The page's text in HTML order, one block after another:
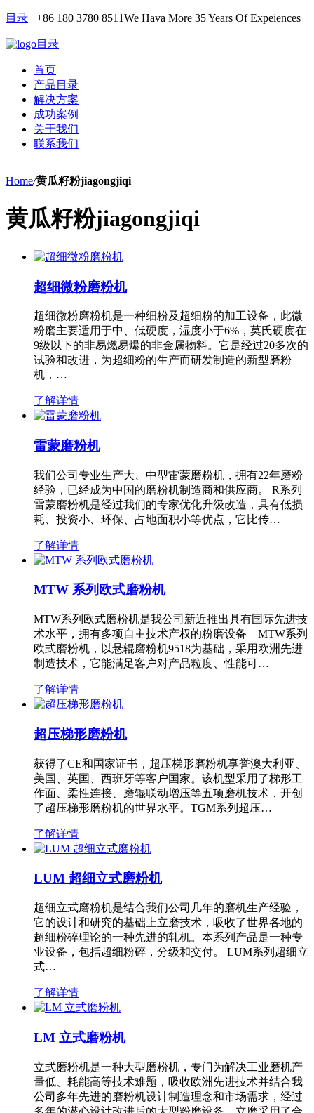
目录 +86 180 3780 8511We Hava More 35 Years Of Expeiences
目录
首页
产品目录
解决方案
成功案例
关于我们
联系我们
Home/黄瓜籽粉jiagongjiqi
黄瓜籽粉jiagongjiqi
超细微粉磨粉机
超细微粉磨粉机是一种细粉及超细粉的加工设备，此微
粉磨主要适用于中、低硬度，湿度小于6%，莫氏硬度在
9级以下的非易燃易爆的非金属物料。它是经过20多次的
试验和改进，为超细粉的生产而研发制造的新型磨粉
机，…
了解详情
雷蒙磨粉机
我们公司专业生产大、中型雷蒙磨粉机，拥有22年磨粉
经验，已经成为中国的磨粉机制造商和供应商。 R系列
雷蒙磨粉机是经过我们的专家优化升级改造，具有低损
耗、投资小、环保、占地面积小等优点，它比传…
了解详情
MTW 系列欧式磨粉机
MTW系列欧式磨粉机是我公司新近推出具有国际先进技
术水平，拥有多项自主技术产权的粉磨设备—MTW系列
欧式磨粉机，以悬辊磨粉机9518为基础，采用欧洲先进
制造技术，它能满足客户对产品粒度、性能可…
了解详情
超压梯形磨粉机
获得了CE和国家证书，超压梯形磨粉机享誉澳大利亚、
美国、英国、西班牙等客户国家。该机型采用了梯形工
作面、柔性连接、磨辊联动增压等五项磨机技术，开创
了超压梯形磨粉机的世界水平。TGM系列超压…
了解详情
LUM 超细立式磨粉机
超细立式磨粉机是结合我们公司几年的磨机生产经验，
它的设计和研究的基础上立磨技术，吸收了世界各地的
超细粉碎理论的一种先进的轧机。本系列产品是一种专
业设备，包括超细粉碎，分级和交付。 LUM系列超细立
式…
了解详情
LM 立式磨粉机
立式磨粉机是一种大型磨粉机，专门为解决工业磨机产
量低、耗能高等技术难题，吸收欧洲先进技术并结合我
公司多年先进的磨粉机设计制造理念和市场需求，经过